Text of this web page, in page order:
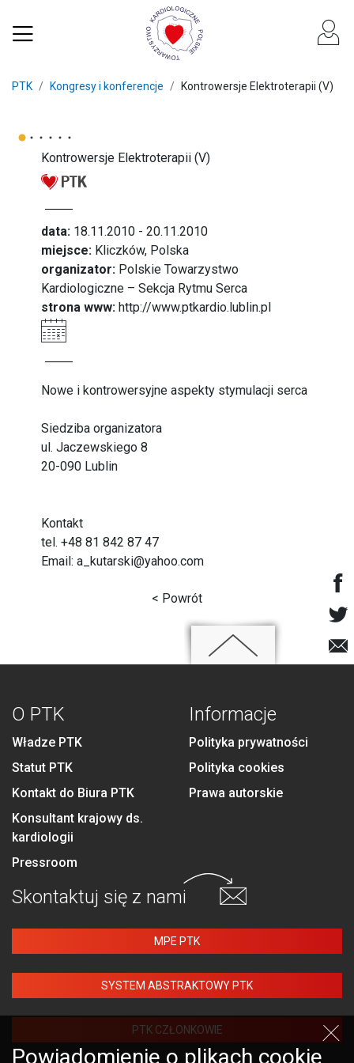
PTK Kongresy i konferencje Kontrowersje Elektroterapii (V)
Kontrowersje Elektroterapii (V)
data: 18.11.2010 - 20.11.2010
miejsce: Kliczków, Polska
organizator: Polskie Towarzystwo
Kardiologiczne – Sekcja Rytmu Serca
strona www: http://www.ptkardio.lublin.pl
Nowe i kontrowersyjne aspekty stymulacji serca
Siedziba organizatora
ul. Jaczewskiego 8
20-090 Lublin
Kontakt
tel. +48 81 842 87 47
Email: a_kutarski@yahoo.com
< Powrót
O PTK
Władze PTK
Statut PTK
Kontakt do Biura PTK
Konsultant krajowy ds.
kardiologii
Pressroom
Informacje
Polityka prywatności
Polityka cookies
Prawa autorskie
Skontaktuj się z nami
MPE PTK
SYSTEM ABSTRAKTOWY PTK
PTK CZŁONKOWIE
Powiadomienie o plikach cookie